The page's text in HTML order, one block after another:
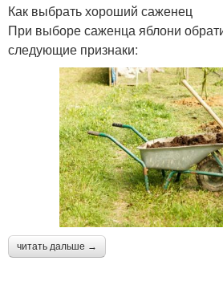
Как выбрать хороший саженец
При выборе саженца яблони
следующие признаки:
читать дальше →